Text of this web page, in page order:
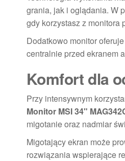
grania, jak i oglądania. W
gdy korzystasz z monitora
Dodatkowo monitor
centralnie przed ekranem
Komfort dla
Przy intensywnym
Monitor MSI 34"
migotanie oraz nadmiar
Migotający ekran może
rozwiązania wspierające